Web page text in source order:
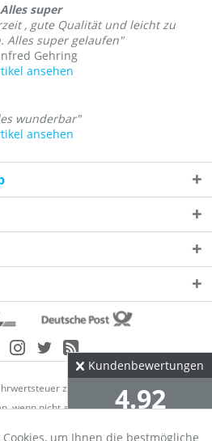
Kundenbewertungen
4.92
Alles super
, gute Qualität und leicht zu
Alles super gelaufen"
Gehring
ansehen
wunderbar"
ansehen
zzgl. Versandkosten und ggf.
wenn nicht anders beschrieben
um Ihnen die bestmögliche